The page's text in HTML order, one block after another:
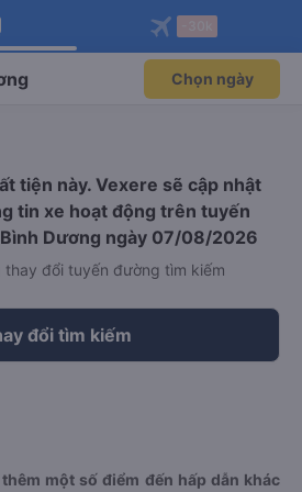
Vexere ngay!
đãi thành viên độc
Mở app
Vexere
khi đặt vé máy bay qua
Mở app
Chọn ngày
tiện này. Vexere sẽ cập nhật
tin xe hoạt động trên tuyến
Dương ngày 07/08/2026
thay đổi tuyến đường tìm kiếm
đổi tìm kiếm
một số điểm đến hấp dẫn khác